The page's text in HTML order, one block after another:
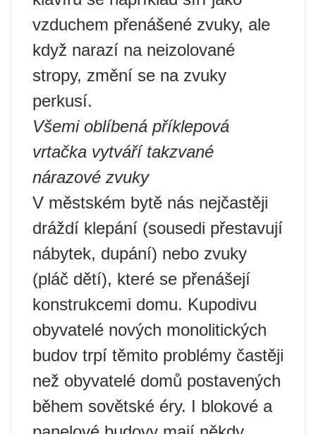
vzduchem přenášené zvuky, ale
když narazí na neizolované
stropy, změní se na zvuky
perkusí.
Všemi oblíbená příklepová
vrtačka vytváří takzvané
nárazové zvuky
V městském bytě nás nejčastěji
dráždí klepání (sousedi přestavují
nábytek, dupání) nebo zvuky
(pláč dětí), které se přenášejí
konstrukcemi domu. Kupodivu
obyvatelé nových monolitických
budov trpí těmito problémy častěji
než obyvatelé domů postavených
během sovětské éry. I blokové a